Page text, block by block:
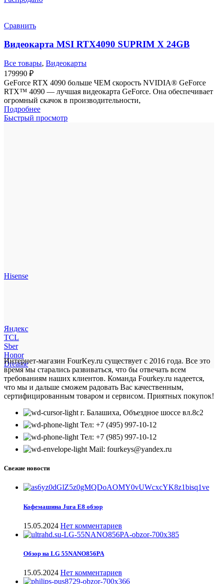
Сравнить
Видеокарта MSI RTX4090 SUPRIM X 24GB
Все товары, Видеокарты
179990 ₽
GeForce RTX 4090 больше ЧЕМ скорость NVIDIA® GeForce
RTX™ 4090 — лучшая видеокарта GeForce. Она обеспечивает
огромный скачок в производительности,
Подробнее
Быстрый просмотр
Hisense
Яндекс
TCL
Sber
Honor
Dreame
Интернет-магазин FourKey.ru существует с 2016 года. Все это
время мы старались развиваться, что бы отвечать всем
требованиям наших клиентов. Команда Fourkey.ru надеется,
что мы и дальше сможем радовать Вас качественным,
сертифицированным товаром и сервисом. Приятных покупок!
г. Балашиха, Объездное шоссе вл.8c2
Тел: +7 (495) 997-10-12
Тел: +7 (985) 997-10-12
Mail: fourkeys@yandex.ru
Свежие новости
Кофемашина Jura E8 обзор
15.05.2024 Нет комментариев
Обзор на LG 55NANO856PA
15.05.2024 Нет комментариев